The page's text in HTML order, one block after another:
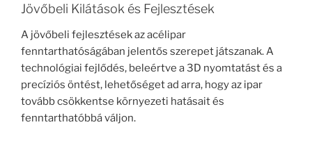
Jövőbeli Kilátások és Fejlesztések
A jövőbeli fejlesztések az acélipar
fenntarthatóságában jelentős szerepet játszanak. A
technológiai fejlődés, beleértve a 3D nyomtatást és a
precíziós öntést, lehetőséget ad arra, hogy az ipar
tovább csökkentse környezeti hatásait és
fenntarthatóbbá váljon.